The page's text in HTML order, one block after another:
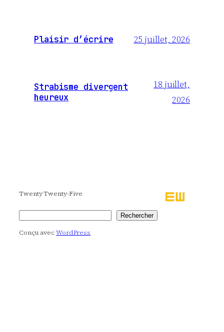
Plaisir d’écrire 25 juillet, 2026
Strabisme divergent
heureux
18 juillet,
2026
Twenty Twenty-Five
Rechercher Rechercher
Conçu avecWordPress